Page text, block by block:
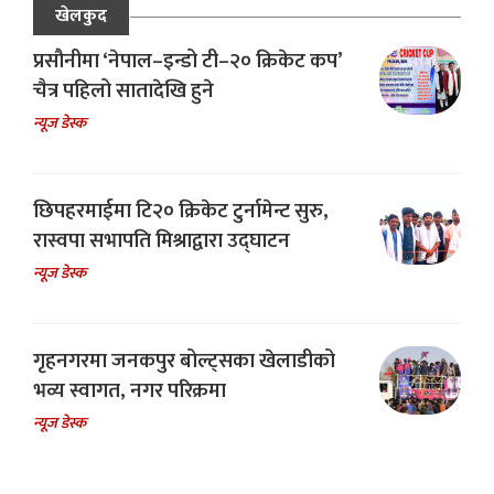
खेलकुद
प्रसौनीमा ‘नेपाल–इन्डो टी–२० क्रिकेट कप’
चैत्र पहिलो सातादेखि हुने
न्यूज डेस्क
छिपहरमाईमा टि२० क्रिकेट टुर्नामेन्ट सुरु,
रास्वपा सभापति मिश्राद्वारा उद्घाटन
न्यूज डेस्क
गृहनगरमा जनकपुर बोल्ट्सका खेलाडीको
भव्य स्वागत, नगर परिक्रमा
न्यूज डेस्क